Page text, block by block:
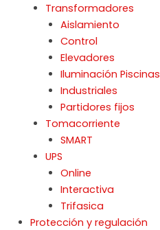
Transformadores
Aislamiento
Control
Elevadores
Iluminación Piscinas
Industriales
Partidores fijos
Tomacorriente
SMART
UPS
Online
Interactiva
Trifasica
Protección y regulación